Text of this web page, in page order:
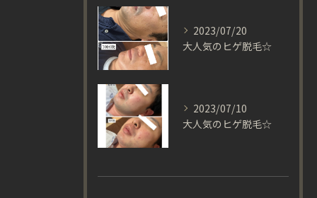
2023/07/20
大人気のヒゲ脱毛☆
2023/07/10
大人気のヒゲ脱毛☆